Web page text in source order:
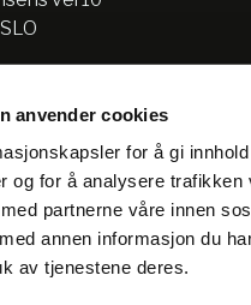
anvender cookies
for å gi
og for å analysere
partnerne våre innen
annen informasjon du
av tjenestene deres.